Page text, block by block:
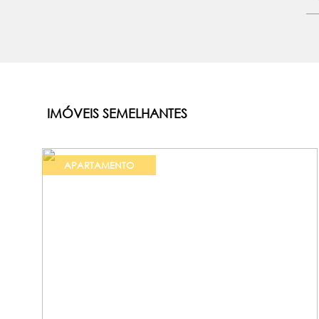
IMÓVEIS SEMELHANTES
APARTAMENTO